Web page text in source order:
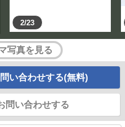
2/23
写真を見る
い合わせする(無料)
問い合わせする